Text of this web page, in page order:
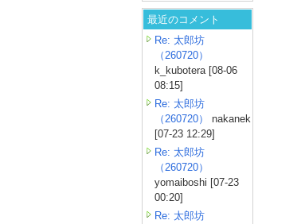
最近のコメント
Re: 太郎坊
（260720）
k_kubotera [08-06
08:15]
Re: 太郎坊
（260720）
nakanek
[07-23 12:29]
Re: 太郎坊
（260720）
yomaiboshi [07-23
00:20]
Re: 太郎坊